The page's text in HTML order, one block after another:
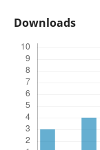
Downloads